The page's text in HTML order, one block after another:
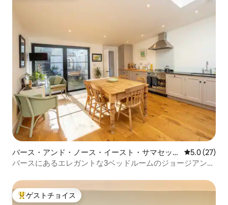
バース・アンド・ノース・イースト・サマセット
の一軒家
レビュー27
5.0 (27)
バースにあるエレガントな3ベッドルームのジョージアン様
大好評のゲストチョイスです。
ゲストチョイス